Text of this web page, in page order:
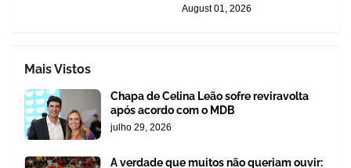
August 01, 2026
Mais Vistos
Chapa de Celina Leão sofre reviravolta
após acordo com o MDB
julho 29, 2026
A verdade que muitos não queriam ouvir: